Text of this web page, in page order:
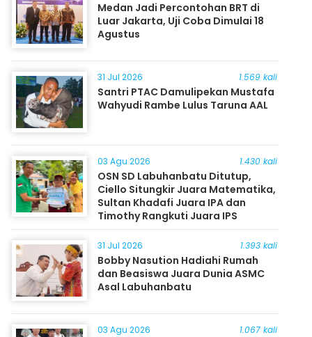
Medan Jadi Percontohan BRT di
Luar Jakarta, Uji Coba Dimulai 18
Agustus
31 Jul 2026 1.569 kali
Santri PTAC Damulipekan Mustafa
Wahyudi Rambe Lulus Taruna AAL
03 Agu 2026 1.430 kali
OSN SD Labuhanbatu Ditutup,
Ciello Situngkir Juara Matematika,
Sultan Khadafi Juara IPA dan
Timothy Rangkuti Juara IPS
31 Jul 2026 1.393 kali
Bobby Nasution Hadiahi Rumah
dan Beasiswa Juara Dunia ASMC
Asal Labuhanbatu
03 Agu 2026 1.067 kali